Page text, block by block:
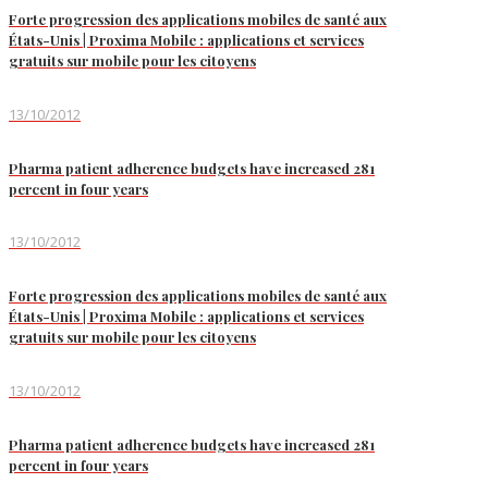
Forte progression des applications mobiles de santé aux
États-Unis | Proxima Mobile : applications et services
gratuits sur mobile pour les citoyens
13/10/2012
Pharma patient adherence budgets have increased 281
percent in four years
13/10/2012
Forte progression des applications mobiles de santé aux
États-Unis | Proxima Mobile : applications et services
gratuits sur mobile pour les citoyens
13/10/2012
Pharma patient adherence budgets have increased 281
percent in four years